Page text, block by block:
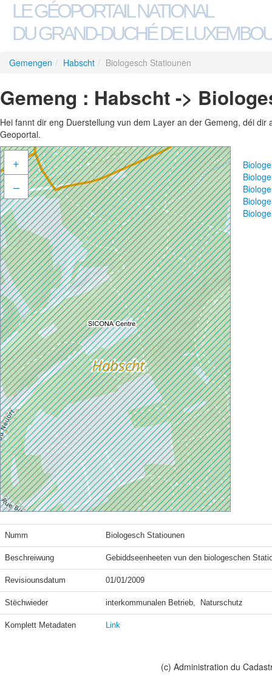
LE GÉOPORTAIL NATIONAL
DU GRAND-DUCHÉ DE
Gemengen / Habscht / Biologesch Statiounen
Gemeng : Habscht ->
Hei fannt dir eng Duerstellung vun dem Layer an der Gemeng, déi
Geoportal.
+
–
Numm Biologesch Statiounen
Beschreiwung
Revisiounsdatum 01/01/2009
Stëchwieder
Komplett Metadaten Link
(c) Administration du